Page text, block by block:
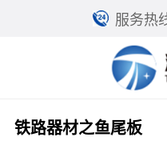
服务热
铁路器材之鱼尾板